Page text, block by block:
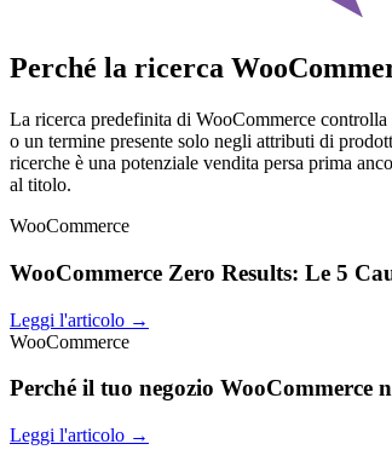
Perché la ricerca
La ricerca predefinita di WooCommerce
o un termine presente solo negli attributi di
ricerche è una potenziale vendita persa prima
al titolo.
WooCommerce
WooCommerce Zero Results: Le 5
Leggi l'articolo →
WooCommerce
Perché il tuo negozio WooCommerce
Leggi l'articolo →